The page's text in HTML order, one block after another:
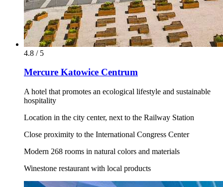
4.8 / 5
Mercure Katowice Centrum
A hotel that promotes an ecological lifestyle and sustainable
hospitality
Location in the city center, next to the Railway Station
Close proximity to the International Congress Center
Modern 268 rooms in natural colors and materials
Winestone restaurant with local products